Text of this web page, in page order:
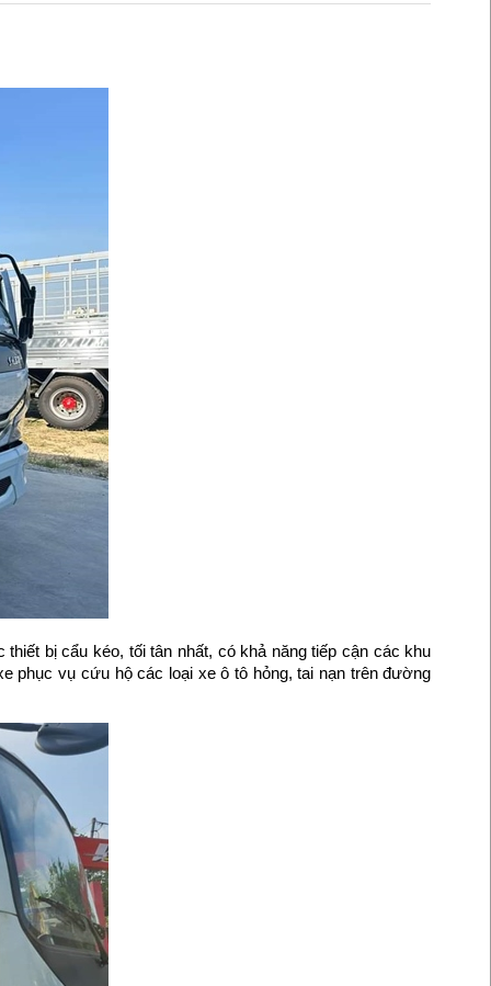
bị cẩu kéo, tối tân nhất, có khả năng tiếp cận các khu
phục vụ cứu hộ các loại xe ô tô hỏng, tai nạn trên đường